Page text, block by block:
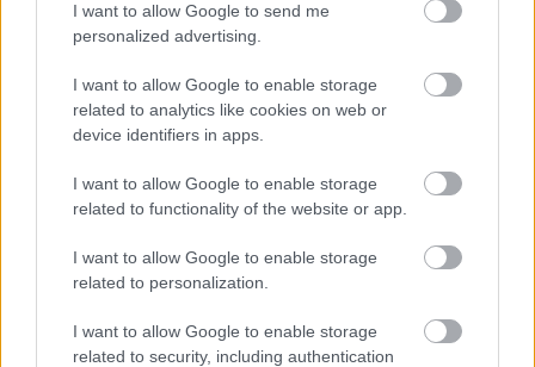
I want to allow Google to send me
personalized advertising.
I want to allow Google to enable storage
related to analytics like cookies on web or
device identifiers in apps.
I want to allow Google to enable storage
related to functionality of the website or app.
I want to allow Google to enable storage
related to personalization.
I want to allow Google to enable storage
related to security, including authentication
A meccs sem indult jól, mert mire a Kispest
kipuhatolta, hogy mit is kell nyújtania a
győzelemhez ezen a napon, már vezetett is a Cselik.